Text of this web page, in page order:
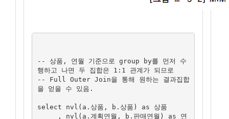
-- 상품, 연월 기준으로 group by를 먼저 수
행하고 나면 두 집합은 1:1 관계가 되므로
-- Full Outer Join을 통해 원하는 결과집합
을 얻을 수 있음.
select nvl(a.상품, b.상품) as 상품